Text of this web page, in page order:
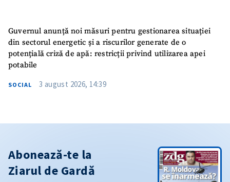
Guvernul anunță noi măsuri pentru gestionarea situației
din sectorul energetic și a riscurilor generate de o
potențială criză de apă: restricții privind utilizarea apei
potabile
SOCIAL 3 august 2026, 14:39
Abonează-te la
Ziarul de Gardă